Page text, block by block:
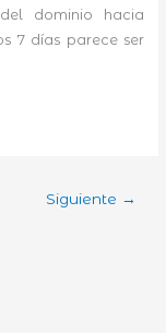
dominio hacia
7 días parece ser
Siguiente →